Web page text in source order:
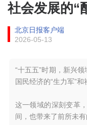
社会发展的“
北京日报客户端
2026-05-13
“十五五”时期，新兴
国民经济的“生力军”和
这一领域的深刻变革
间，也带来了前所未有